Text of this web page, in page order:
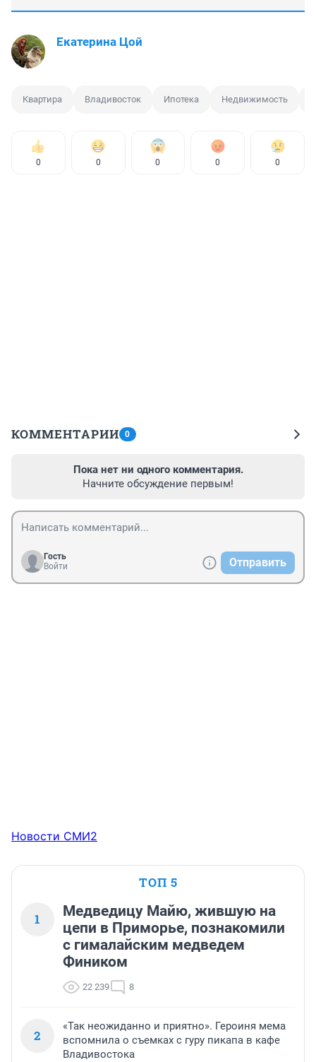
Екатерина Цой
Квартира Владивосток Ипотека Недвижимость
0 0 0 0 0
КОММЕНТАРИИ 0
Пока нет ни одного комментария.
Начните обсуждение первым!
Гость
Войти
Отправить
Новости СМИ2
ТОП 5
1
Медведицу Майю, жившую на
цепи в Приморье, познакомили
с гималайским медведем
Фиником
22 239 8
2
«Так неожиданно и приятно». Героиня мема
вспомнила о съемках с гуру пикапа в кафе
Владивостока